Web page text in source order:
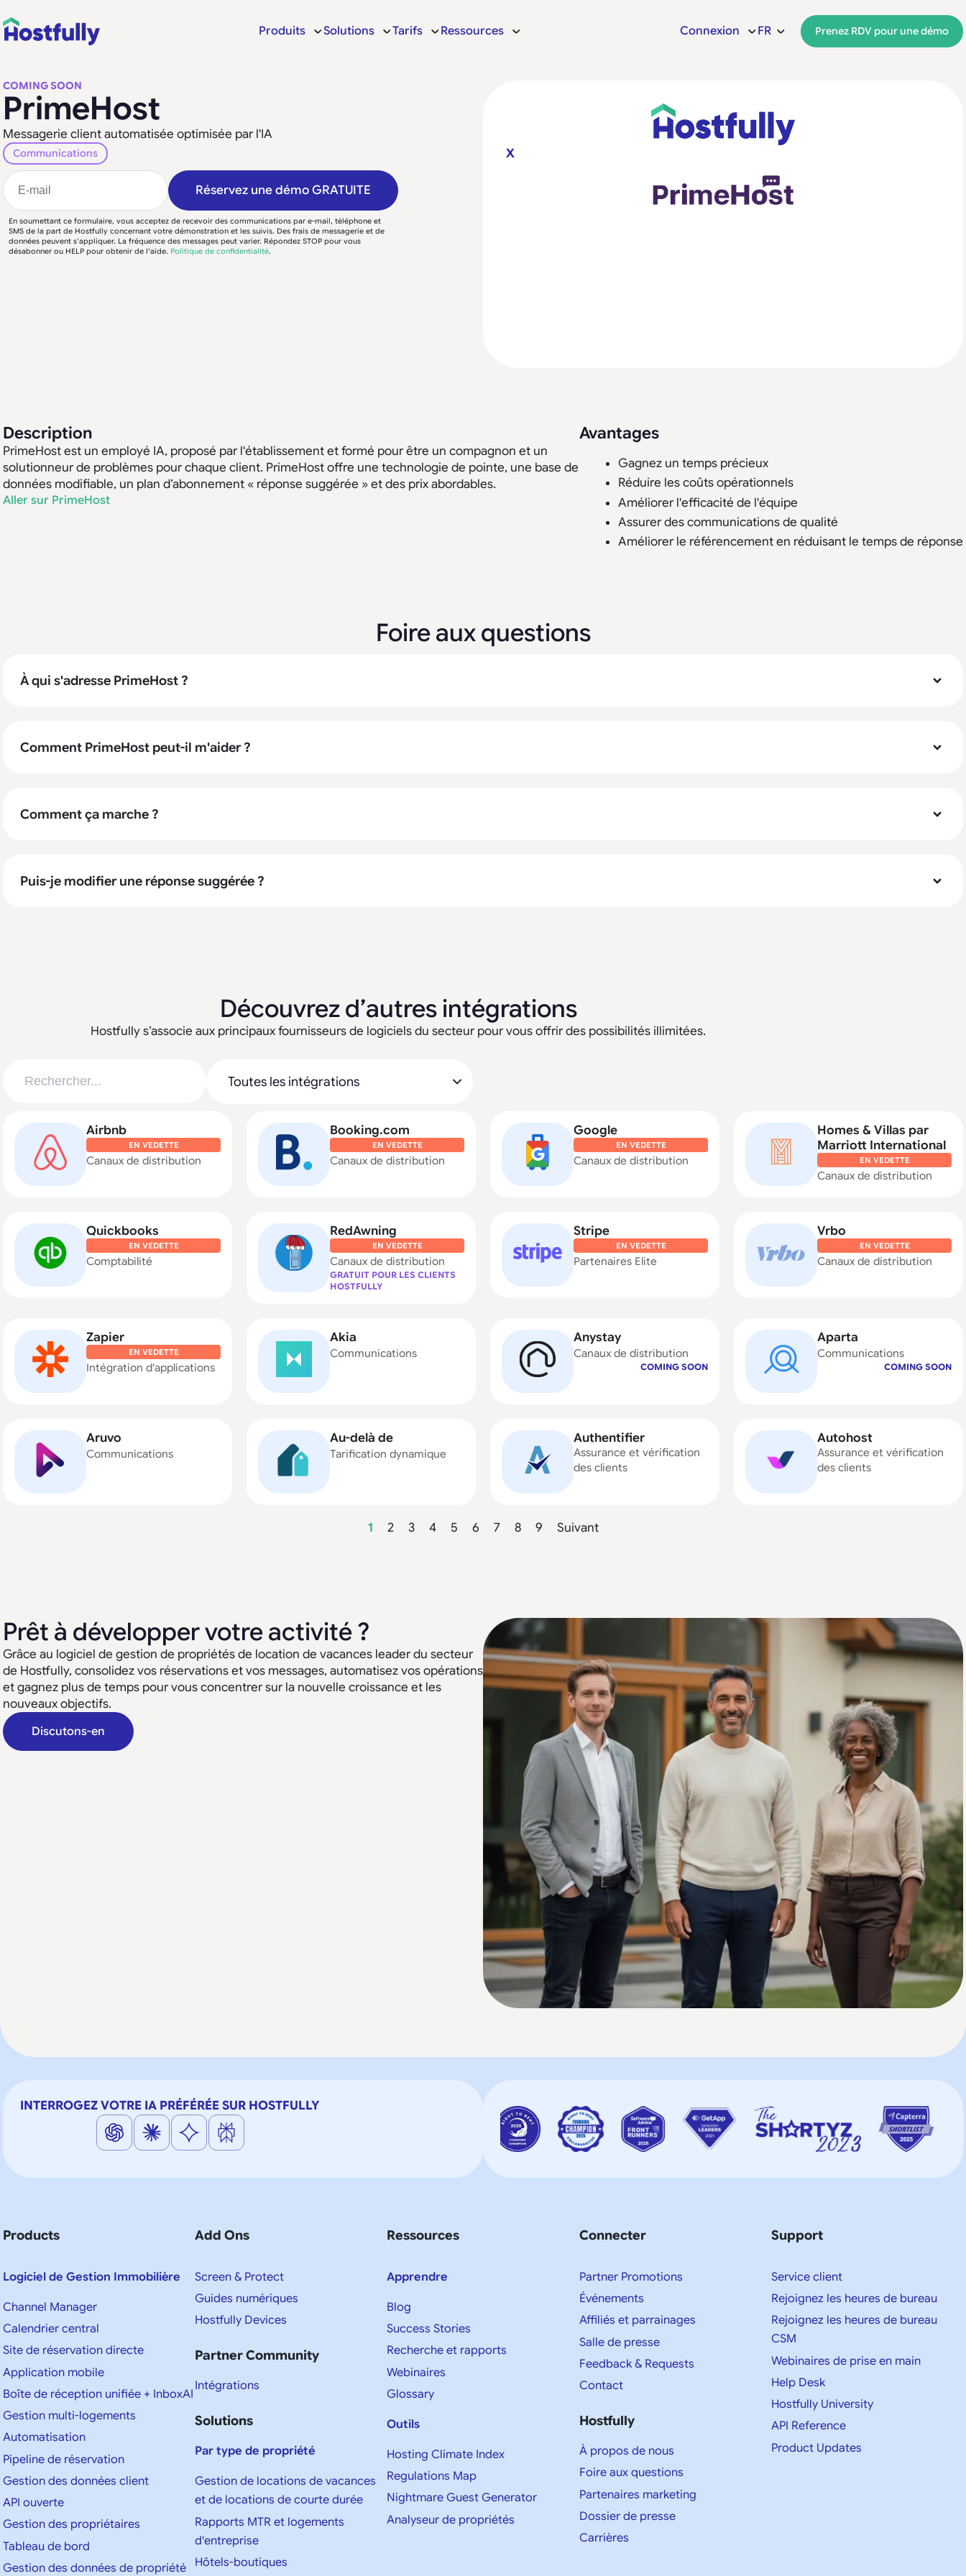
Produits Solutions Tarifs Ressources Connexion FR Prenez RDV pour une démo
COMING SOON
PrimeHost
Messagerie client automatisée optimisée par l'IA
Communications
Réservez une démo GRATUITE
En soumettant ce formulaire, vous acceptez de recevoir des communications par e-mail, téléphone et
SMS de la part de Hostfully concernant votre démonstration et les suivis. Des frais de messagerie et de
données peuvent s'appliquer. La fréquence des messages peut varier. Répondez STOP pour vous
désabonner ou HELP pour obtenir de l'aide. Politique de confidentialité.
X
Description
PrimeHost est un employé IA, proposé par l'établissement et formé pour être un compagnon et un
solutionneur de problèmes pour chaque client. PrimeHost offre une technologie de pointe, une base de
données modifiable, un plan d’abonnement « réponse suggérée » et des prix abordables.
Aller sur PrimeHost
Avantages
Gagnez un temps précieux
Réduire les coûts opérationnels
Améliorer l'efficacité de l'équipe
Assurer des communications de qualité
Améliorer le référencement en réduisant le temps de réponse
Foire aux questions
À qui s'adresse PrimeHost ?
Comment PrimeHost peut-il m'aider ?
Comment ça marche ?
Puis-je modifier une réponse suggérée ?
Découvrez d’autres intégrations
Hostfully s’associe aux principaux fournisseurs de logiciels du secteur pour vous offrir des possibilités illimitées.
Airbnb
EN VEDETTE
Canaux de distribution
Booking.com
EN VEDETTE
Canaux de distribution
Google
EN VEDETTE
Canaux de distribution
Homes & Villas par
Marriott International
EN VEDETTE
Canaux de distribution
Quickbooks
EN VEDETTE
Comptabilité
RedAwning
EN VEDETTE
Canaux de distribution
GRATUIT POUR LES CLIENTS
HOSTFULLY
Stripe
EN VEDETTE
Partenaires Elite
Vrbo
EN VEDETTE
Canaux de distribution
Zapier
EN VEDETTE
Intégration d'applications
Akia
Communications
Anystay
Canaux de distribution
COMING SOON
Aparta
Communications
COMING SOON
Aruvo
Communications
Au-delà de
Tarification dynamique
Authentifier
Assurance et vérification
des clients
Autohost
Assurance et vérification
des clients
1 2 3 4 5 6 7 8 9 Suivant
Prêt à développer votre activité ?
Grâce au logiciel de gestion de propriétés de location de vacances leader du secteur
de Hostfully, consolidez vos réservations et vos messages, automatisez vos opérations
et gagnez plus de temps pour vous concentrer sur la nouvelle croissance et les
nouveaux objectifs.
Discutons-en
INTERROGEZ VOTRE IA PRÉFÉRÉE SUR HOSTFULLY
Products
Logiciel de Gestion Immobilière
Channel Manager
Calendrier central
Site de réservation directe
Application mobile
Boîte de réception unifiée + InboxAI
Gestion multi-logements
Automatisation
Pipeline de réservation
Gestion des données client
API ouverte
Gestion des propriétaires
Tableau de bord
Gestion des données de propriété
Add Ons
Screen & Protect
Guides numériques
Hostfully Devices
Partner Community
Intégrations
Solutions
Par type de propriété
Gestion de locations de vacances
et de locations de courte durée
Rapports MTR et logements
d'entreprise
Hôtels-boutiques
Ressources
Apprendre
Blog
Success Stories
Recherche et rapports
Webinaires
Glossary
Outils
Hosting Climate Index
Regulations Map
Nightmare Guest Generator
Analyseur de propriétés
Connecter
Partner Promotions
Événements
Affiliés et parrainages
Salle de presse
Feedback & Requests
Contact
Hostfully
À propos de nous
Foire aux questions
Partenaires marketing
Dossier de presse
Carrières
Support
Service client
Rejoignez les heures de bureau
Rejoignez les heures de bureau
CSM
Webinaires de prise en main
Help Desk
Hostfully University
API Reference
Product Updates